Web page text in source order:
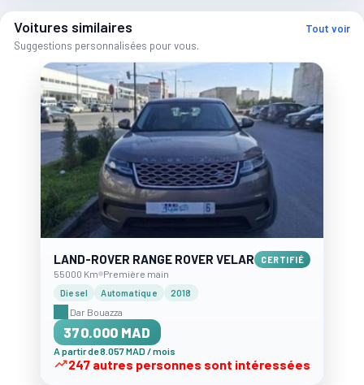
Voitures similaires
Suggestions personnalisées pour vous.
Tout voir
LAND-ROVER RANGE ROVER VELAR CERTIFIÉ
55000 Km Première main
Diesel Automatique 2018
Dar Bouazza
370.000 MAD
A partir de 8.057 MAD / mois
247 autres personnes sont intéressées